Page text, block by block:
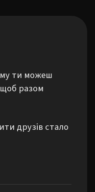
ти можеш
разом
друзів стало